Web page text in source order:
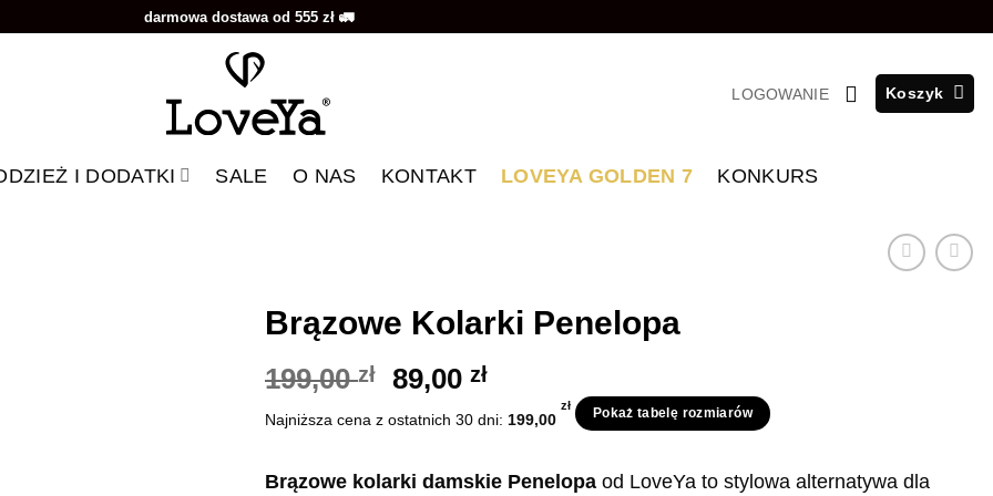
darmowa dostawa od 555 zł 🚛
LOGOWANIE Koszyk
I DODATKI SALE O NAS KONTAKT LOVEYA GOLDEN 7 KONKURS
Brązowe Kolarki Penelopa
199,00zł
Pierwotna
cena
wynosiła:
89,00 złAktualna
cena
wynosi:
Najniższa cena z ostatnich 30 dni: 199,00
zł Pokaż tabelę rozmiarów
Brązowe kolarki damskie Penelopa od LoveYa to stylowa alternatywa dla